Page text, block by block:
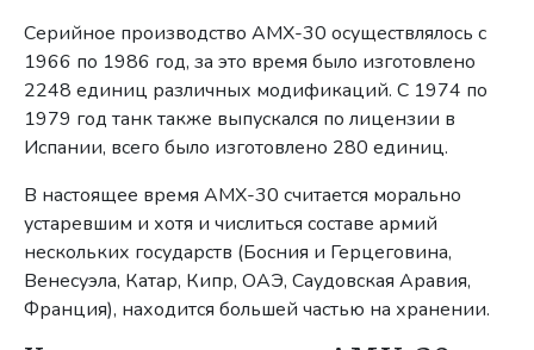
Серийное производство AMX-30 осуществлялось с
1966 по 1986 год, за это время было изготовлено
2248 единиц различных модификаций. С 1974 по
1979 год танк также выпускался по лицензии в
Испании, всего было изготовлено 280 единиц.
В настоящее время AMX-30 считается морально
устаревшим и хотя и числиться составе армий
нескольких государств (Босния и Герцеговина,
Венесуэла, Катар, Кипр, ОАЭ, Саудовская Аравия,
Франция), находится большей частью на хранении.